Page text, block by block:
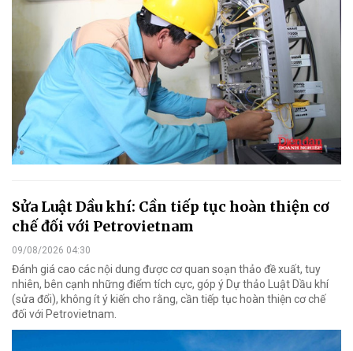
Sửa Luật Dầu khí: Cần tiếp tục hoàn thiện cơ
chế đối với Petrovietnam
09/08/2026 04:30
Đánh giá cao các nội dung được cơ quan soạn thảo đề xuất, tuy
nhiên, bên cạnh những điểm tích cực, góp ý Dự thảo Luật Dầu khí
(sửa đổi), không ít ý kiến cho rằng, cần tiếp tục hoàn thiện cơ chế
đối với Petrovietnam.